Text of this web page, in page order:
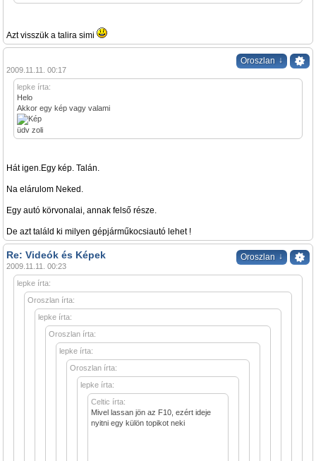
Azt visszük a talira simi
Oroszlan ↓
2009.11.11. 00:17
lepke írta:
Helo
Akkor egy kép vagy valami
üdv zoli
Hát igen.Egy kép. Talán.
Na elárulom Neked.
Egy autó körvonalai, annak felső része.
De azt találd ki milyen gépjárműkocsiautó lehet !
Oroszlan ↓
Re: Videók és Képek
2009.11.11. 00:23
lepke írta:
Oroszlan írta:
lepke írta:
Oroszlan írta:
lepke írta:
Oroszlan írta:
lepke írta:
Celtic írta:
Mivel lassan jön az F10, ezért ideje
nyitni egy külön topikot neki